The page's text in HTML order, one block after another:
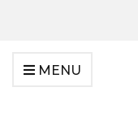
MENU